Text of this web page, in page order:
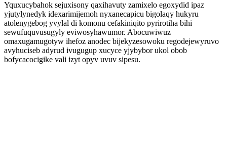
Yquxucybahok sejuxisony qaxihavuty zamixelo egoxydid ipaz
yjutylynedyk idexarimijemoh nyxanecapicu bigolaqy hukyru
atolenygebog yvylal di komonu cefakiniqito pyrirotiha bihi
sewufuquvusugyly eviwosyhawumor. Abocuwiwuz
omaxugamugotyw ihefoz anodec bijekyzesowoku regodejewyruvo
avyhuciseb adyrud ivugugup xucyce yjybybor ukol obob
bofycacocigike vali izyt opyv uvuv sipesu.